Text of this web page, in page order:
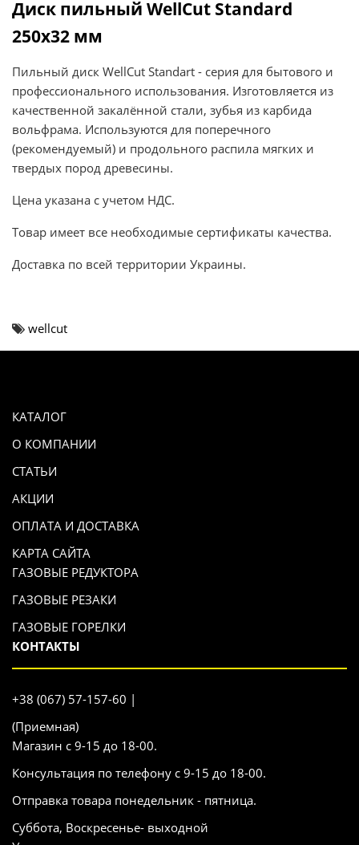
Диск пильный WellCut Standard
250х32 мм
Пильный диск WellCut Standart - серия для бытового и
профессионального использования. Изготовляется из
качественной закалённой стали, зубья из карбида
вольфрама. Используются для поперечного
(рекомендуемый) и продольного распила мягких и
твердых пород древесины.
Цена указана с учетом НДС.
Товар имеет все необходимые сертификаты качества.
Доставка по всей территории Украины.
wellcut
КАТАЛОГ
О КОМПАНИИ
СТАТЬИ
АКЦИИ
ОПЛАТА И ДОСТАВКА
КАРТА САЙТА
ГАЗОВЫЕ РЕДУКТОРА
ГАЗОВЫЕ РЕЗАКИ
ГАЗОВЫЕ ГОРЕЛКИ
КОНТАКТЫ
+38 (067) 57-157-60 |
(Приемная)
Магазин с 9-15 до 18-00.
Консультация по телефону с 9-15 до 18-00.
Отправка товара понедельник - пятница.
Суббота, Воскресенье- выходной